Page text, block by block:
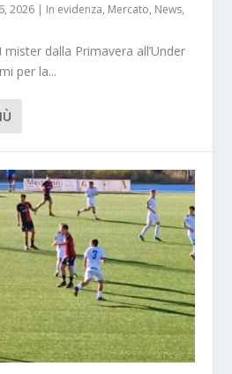
2026 | In evidenza, Mercato, News,
dalla Primavera all’Under
per la...